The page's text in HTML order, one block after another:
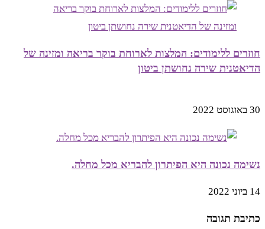
חוזרים ללימודים: המלצות לארוחת בוקר בריאה ומזינה של
הדיאטנית שירה נחושתן ביטון
30 באוגוסט 2022
נשימה נכונה היא הפיתרון להבריא מכל מחלה.
14 ביוני 2022
כתיבת תגובה